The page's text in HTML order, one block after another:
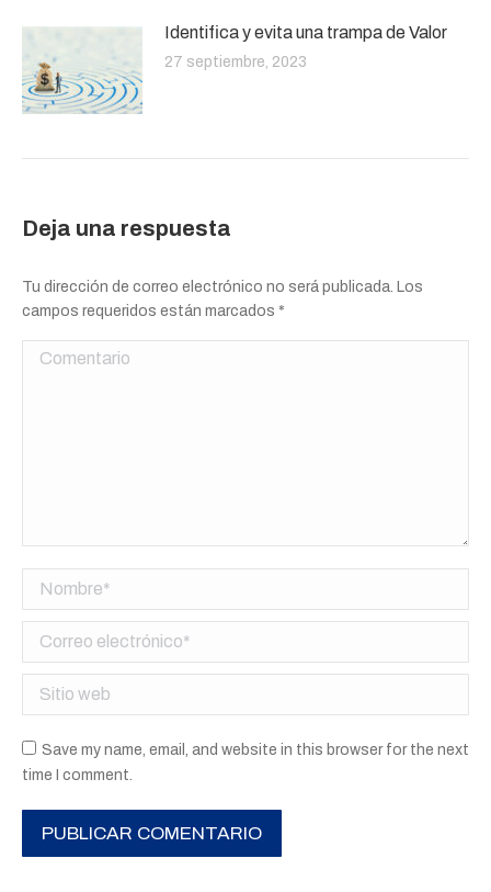
Identifica y evita una trampa de Valor
27 septiembre, 2023
Deja una respuesta
Tu dirección de correo electrónico no será publicada. Los
campos requeridos están marcados *
Comentario
Nombre *
Correo electrónico *
Sitio web
Save my name, email, and website in this browser for the next
time I comment.
PUBLICAR COMENTARIO